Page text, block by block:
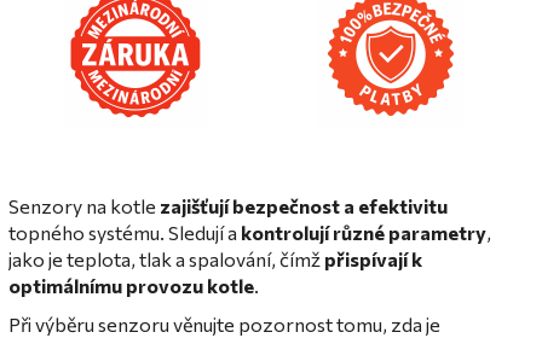
Senzory na kotle zajišťují bezpečnost a efektivitu
topného systému. Sledují a kontrolují různé parametry,
jako je teplota, tlak a spalování, čímž přispívají k
optimálnímu provozu kotle.
Při výběru senzoru věnujte pozornost tomu, zda je